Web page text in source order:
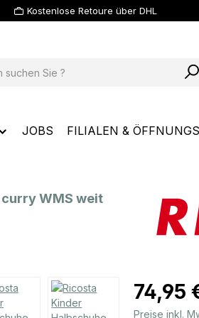
Kostenlose Retoure über DHL
JOBS FILIALEN &
WMS weit
Regulärer
74,95
Preise inkl.